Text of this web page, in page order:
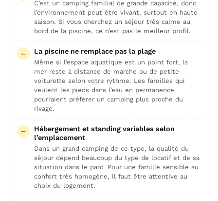
C’est un camping familial de grande capacité, donc
l’environnement peut être vivant, surtout en haute
saison. Si vous cherchez un séjour très calme au
bord de la piscine, ce n’est pas le meilleur profil.
La piscine ne remplace pas la plage
Même si l’espace aquatique est un point fort, la
mer reste à distance de marche ou de petite
voiturette selon votre rythme. Les familles qui
veulent les pieds dans l’eau en permanence
pourraient préférer un camping plus proche du
rivage.
Hébergement et standing variables selon
l’emplacement
Dans un grand camping de ce type, la qualité du
séjour dépend beaucoup du type de locatif et de sa
situation dans le parc. Pour une famille sensible au
confort très homogène, il faut être attentive au
choix du logement.